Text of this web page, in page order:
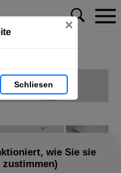
×
Schliesen
wie Sie sie
zustimmen)